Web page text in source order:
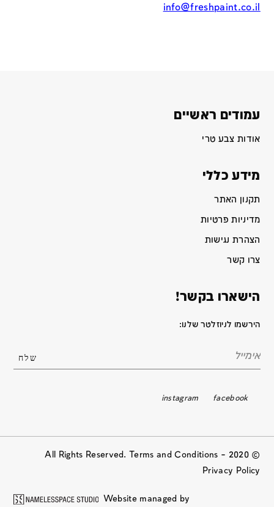
info@freshpaint.co.il
עמודים ראשיים
אודות צבע טרי
מידע כללי
תקנון האתר
מדיניות פרטיות
הצהרת נגישות
צרו קשר
הישארו בקשר!
הירשמו לניוזלטר שלנו:
facebook
instagram
© 2020 All Rights Reserved. Terms and Conditions –
Privacy Policy
Website managed by